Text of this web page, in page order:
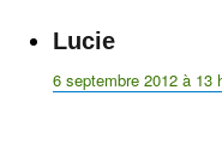
Lucie
6 septembre 2012 à 13